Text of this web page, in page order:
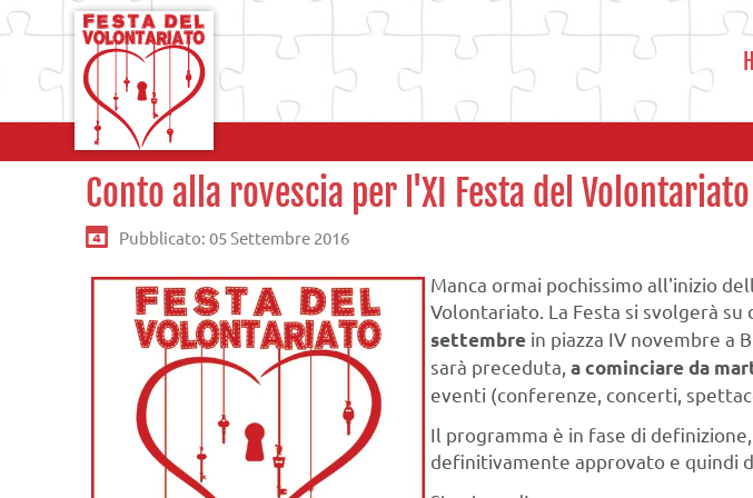
Conto alla rovescia per l'XI Festa del Volontariato
Pubblicato: 05 Settembre 2016
Manca ormai pochissimo all'inizio
Volontariato. La Festa si svolgerà su
settembre in piazza IV novembre a
sarà preceduta,a cominciare da
eventi (conferenze, concerti,
Il programma è in fase di
definitivamente approvato e quindi